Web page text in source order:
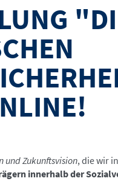
und Zukunftsvision, die wir
innerhalb der